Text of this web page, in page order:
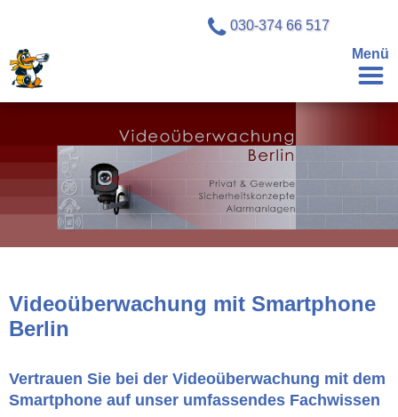
Menü
030-374 66 517
Videoüberwachung mit Smartphone
Berlin
Vertrauen Sie bei der Videoüberwachung mit dem
Smartphone auf unser umfassendes Fachwissen